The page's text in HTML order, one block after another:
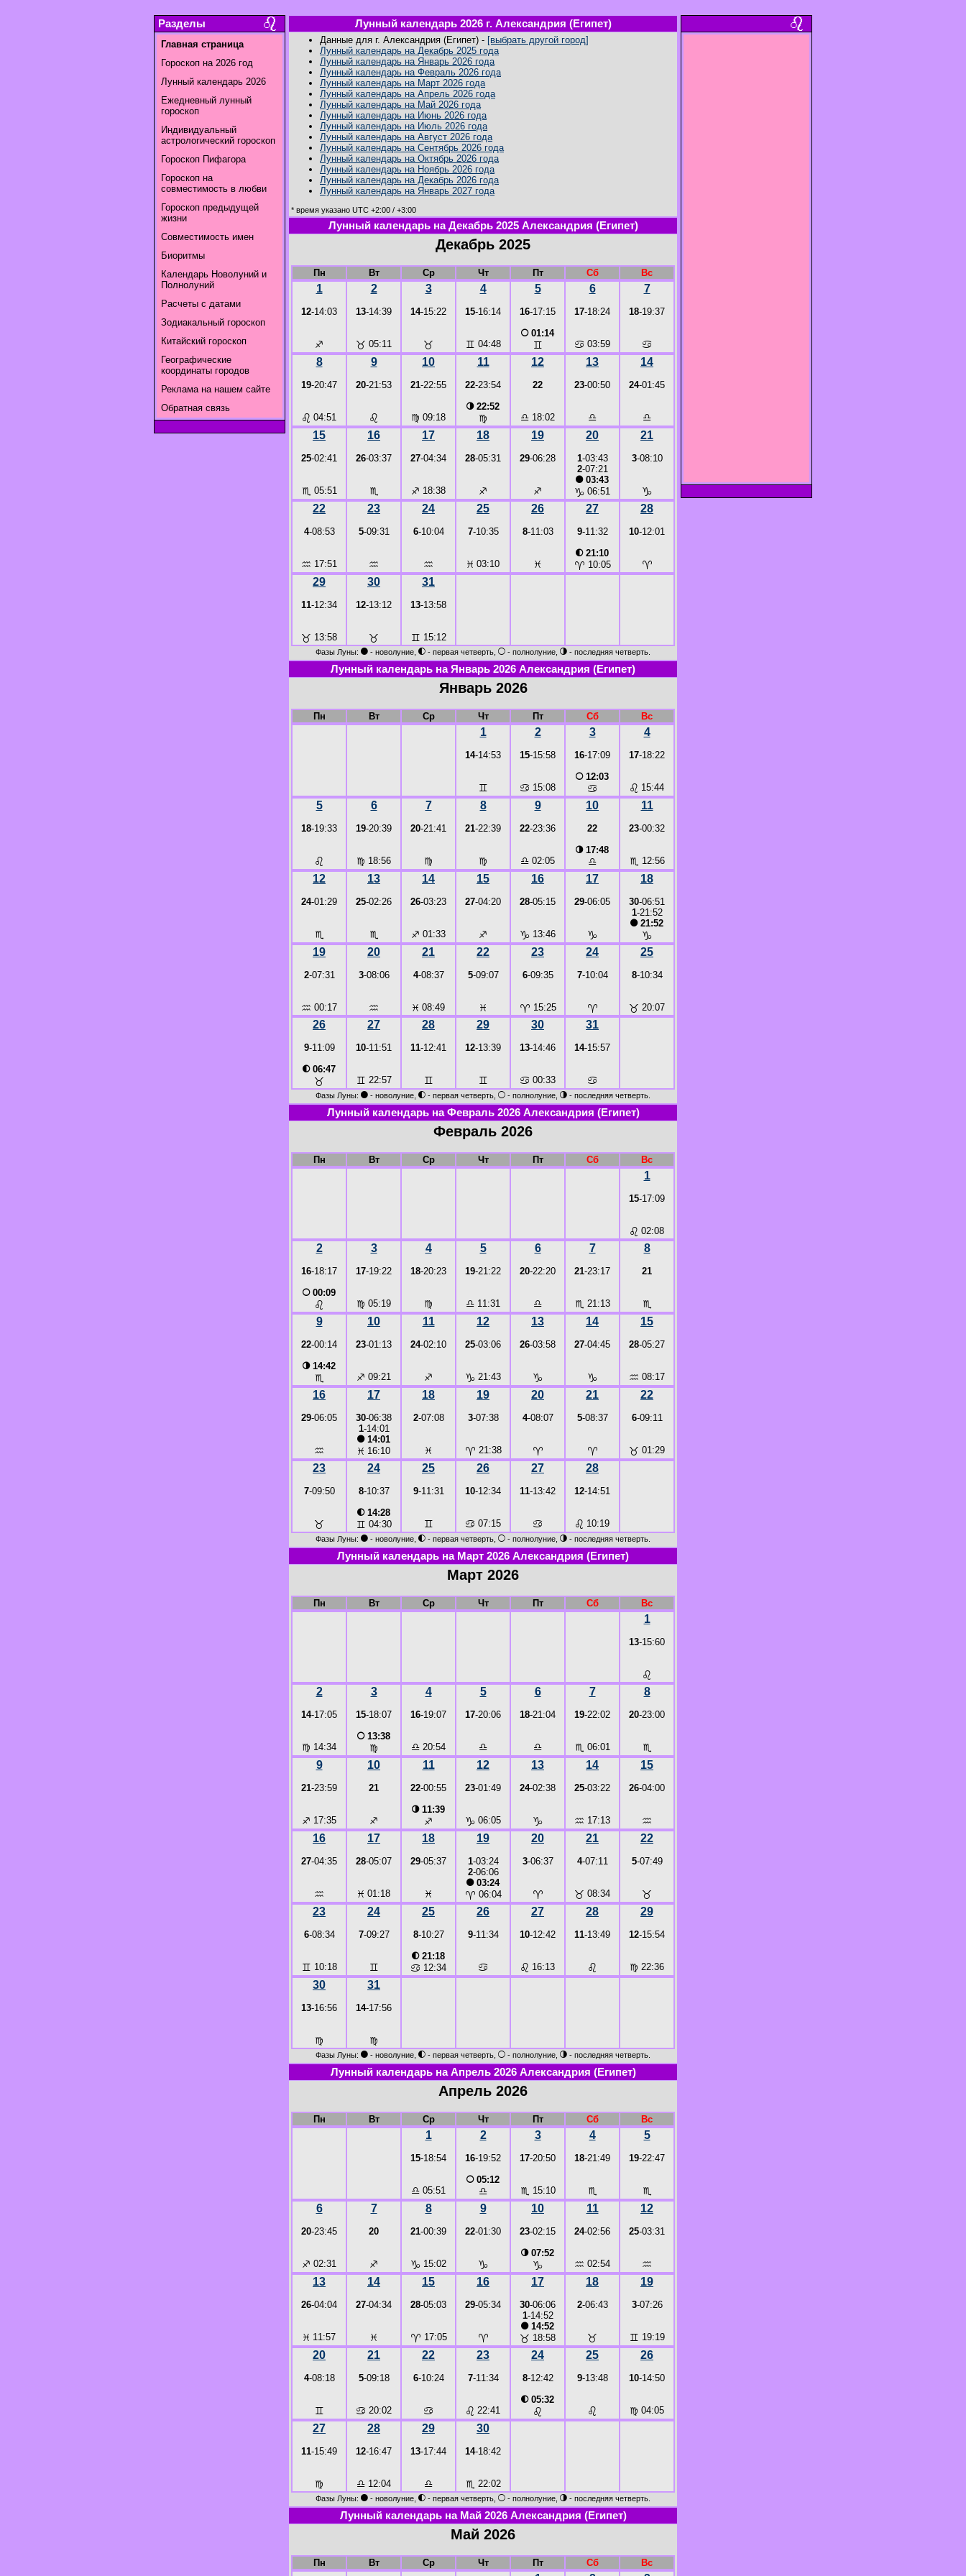
Разделы
Главная страница
Гороскоп на 2026 год
Лунный календарь 2026
Ежедневный лунный
гороскоп
Индивидуальный
астрологический гороскоп
Гороскоп Пифагора
Гороскоп на
совместимость в любви
Гороскоп предыдущей
жизни
Совместимость имен
Биоритмы
Календарь Новолуний и
Полнолуний
Расчеты с датами
Зодиакальный гороскоп
Китайский гороскоп
Географические
координаты городов
Реклама на нашем сайте
Обратная связь
Лунный календарь 2026 г. Александрия (Египет)
Данные для г. Александрия (Египет) - [выбрать другой город]
Лунный календарь на Декабрь 2025 года
Лунный календарь на Январь 2026 года
Лунный календарь на Февраль 2026 года
Лунный календарь на Март 2026 года
Лунный календарь на Апрель 2026 года
Лунный календарь на Май 2026 года
Лунный календарь на Июнь 2026 года
Лунный календарь на Июль 2026 года
Лунный календарь на Август 2026 года
Лунный календарь на Сентябрь 2026 года
Лунный календарь на Октябрь 2026 года
Лунный календарь на Ноябрь 2026 года
Лунный календарь на Декабрь 2026 года
Лунный календарь на Январь 2027 года
* время указано UTC +2:00 / +3:00
Лунный календарь на Декабрь 2025 Александрия (Египет)
Декабрь 2025
Пн Вт Ср Чт Пт Сб Вс
1
12-14:03
♐
2
13-14:39
♉ 05:11
3
14-15:22
♉
4
15-16:14
♊ 04:48
5
16-17:15
○01:14
♊
6
17-18:24
♋ 03:59
7
18-19:37
♋
8
19-20:47
♌ 04:51
9
20-21:53
♌
10
21-22:55
♍ 09:18
11
22-23:54
◑22:52
♍
12
22
♎ 18:02
13
23-00:50
♎
14
24-01:45
♎
15
25-02:41
♏ 05:51
16
26-03:37
♏
17
27-04:34
♐ 18:38
18
28-05:31
♐
19
29-06:28
♐
20
1-03:43
2-07:21
●03:43
♑ 06:51
21
3-08:10
♑
22
4-08:53
♒ 17:51
23
5-09:31
♒
24
6-10:04
♒
25
7-10:35
♓ 03:10
26
8-11:03
♓
27
9-11:32
◐21:10
♈ 10:05
28
10-12:01
♈
29
11-12:34
♉ 13:58
30
12-13:12
♉
31
13-13:58
♊ 15:12
Фазы Луны: ● - новолуние, ◐ - первая четверть, ○ - полнолуние, ◑ - последняя четверть.
Лунный календарь на Январь 2026 Александрия (Египет)
Январь 2026
Пн Вт Ср Чт Пт Сб Вс
1
14-14:53
♊
2
15-15:58
♋ 15:08
3
16-17:09
○12:03
♋
4
17-18:22
♌ 15:44
5
18-19:33
♌
6
19-20:39
♍ 18:56
7
20-21:41
♍
8
21-22:39
♍
9
22-23:36
♎ 02:05
10
22
◑17:48
♎
11
23-00:32
♏ 12:56
12
24-01:29
♏
13
25-02:26
♏
14
26-03:23
♐ 01:33
15
27-04:20
♐
16
28-05:15
♑ 13:46
17
29-06:05
♑
18
30-06:51
1-21:52
●21:52
♑
19
2-07:31
♒ 00:17
20
3-08:06
♒
21
4-08:37
♓ 08:49
22
5-09:07
♓
23
6-09:35
♈ 15:25
24
7-10:04
♈
25
8-10:34
♉ 20:07
26
9-11:09
◐06:47
♉
27
10-11:51
♊ 22:57
28
11-12:41
♊
29
12-13:39
♊
30
13-14:46
♋ 00:33
31
14-15:57
♋
Фазы Луны: ● - новолуние, ◐ - первая четверть, ○ - полнолуние, ◑ - последняя четверть.
Лунный календарь на Февраль 2026 Александрия (Египет)
Февраль 2026
Пн Вт Ср Чт Пт Сб Вс
1
15-17:09
♌ 02:08
2
16-18:17
○00:09
♌
3
17-19:22
♍ 05:19
4
18-20:23
♍
5
19-21:22
♎ 11:31
6
20-22:20
♎
7
21-23:17
♏ 21:13
8
21
♏
9
22-00:14
◑14:42
♏
10
23-01:13
♐ 09:21
11
24-02:10
♐
12
25-03:06
♑ 21:43
13
26-03:58
♑
14
27-04:45
♑
15
28-05:27
♒ 08:17
16
29-06:05
♒
17
30-06:38
1-14:01
●14:01
♓ 16:10
18
2-07:08
♓
19
3-07:38
♈ 21:38
20
4-08:07
♈
21
5-08:37
♈
22
6-09:11
♉ 01:29
23
7-09:50
♉
24
8-10:37
◐14:28
♊ 04:30
25
9-11:31
♊
26
10-12:34
♋ 07:15
27
11-13:42
♋
28
12-14:51
♌ 10:19
Фазы Луны: ● - новолуние, ◐ - первая четверть, ○ - полнолуние, ◑ - последняя четверть.
Лунный календарь на Март 2026 Александрия (Египет)
Март 2026
Пн Вт Ср Чт Пт Сб Вс
1
13-15:60
♌
2
14-17:05
♍ 14:34
3
15-18:07
○13:38
♍
4
16-19:07
♎ 20:54
5
17-20:06
♎
6
18-21:04
♎
7
19-22:02
♏ 06:01
8
20-23:00
♏
9
21-23:59
♐ 17:35
10
21
♐
11
22-00:55
◑11:39
♐
12
23-01:49
♑ 06:05
13
24-02:38
♑
14
25-03:22
♒ 17:13
15
26-04:00
♒
16
27-04:35
♒
17
28-05:07
♓ 01:18
18
29-05:37
♓
19
1-03:24
2-06:06
●03:24
♈ 06:04
20
3-06:37
♈
21
4-07:11
♉ 08:34
22
5-07:49
♉
23
6-08:34
♊ 10:18
24
7-09:27
♊
25
8-10:27
◐21:18
♋ 12:34
26
9-11:34
♋
27
10-12:42
♌ 16:13
28
11-13:49
♌
29
12-15:54
♍ 22:36
30
13-16:56
♍
31
14-17:56
♍
Фазы Луны: ● - новолуние, ◐ - первая четверть, ○ - полнолуние, ◑ - последняя четверть.
Лунный календарь на Апрель 2026 Александрия (Египет)
Апрель 2026
Пн Вт Ср Чт Пт Сб Вс
1
15-18:54
♎ 05:51
2
16-19:52
○05:12
♎
3
17-20:50
♏ 15:10
4
18-21:49
♏
5
19-22:47
♏
6
20-23:45
♐ 02:31
7
20
♐
8
21-00:39
♑ 15:02
9
22-01:30
♑
10
23-02:15
◑07:52
♑
11
24-02:56
♒ 02:54
12
25-03:31
♒
13
26-04:04
♓ 11:57
14
27-04:34
♓
15
28-05:03
♈ 17:05
16
29-05:34
♈
17
30-06:06
1-14:52
●14:52
♉ 18:58
18
2-06:43
♉
19
3-07:26
♊ 19:19
20
4-08:18
♊
21
5-09:18
♋ 20:02
22
6-10:24
♋
23
7-11:34
♌ 22:41
24
8-12:42
◐05:32
♌
25
9-13:48
♌
26
10-14:50
♍ 04:05
27
11-15:49
♍
28
12-16:47
♎ 12:04
29
13-17:44
♎
30
14-18:42
♏ 22:02
Фазы Луны: ● - новолуние, ◐ - первая четверть, ○ - полнолуние, ◑ - последняя четверть.
Лунный календарь на Май 2026 Александрия (Египет)
Май 2026
Пн Вт Ср Чт Пт Сб Вс